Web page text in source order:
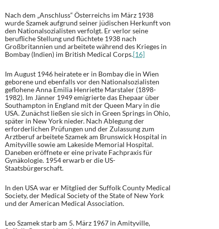
Nach dem „Anschluss“ Österreichs im März 1938
wurde Szamek aufgrund seiner jüdischen Herkunft von
den Nationalsozialisten verfolgt. Er verlor seine
berufliche Stellung und flüchtete 1938 nach
Großbritannien und arbeitete während des Krieges in
Bombay (Indien) im British Medical Corps.[16]
Im August 1946 heiratete er in Bombay die in Wien
geborene und ebenfalls vor den Nationalsozialisten
geflohene Anna Emilia Henriette Marstaler (1898-
1982). Im Jänner 1949 emigrierte das Ehepaar über
Southampton in England mit der Queen Mary in die
USA. Zunächst ließen sie sich in Green Springs in Ohio,
später in New York nieder. Nach Ablegung der
erforderlichen Prüfungen und der Zulassung zum
Arztberuf arbeitete Szamek am Brunswick Hospital in
Amityville sowie am Lakeside Memorial Hospital.
Daneben eröffnete er eine private Fachpraxis für
Gynäkologie. 1954 erwarb er die US-
Staatsbürgerschaft.
In den USA war er Mitglied der Suffolk County Medical
Society, der Medical Society of the State of New York
und der American Medical Association.
Leo Szamek starb am 5. März 1967 in Amityville,